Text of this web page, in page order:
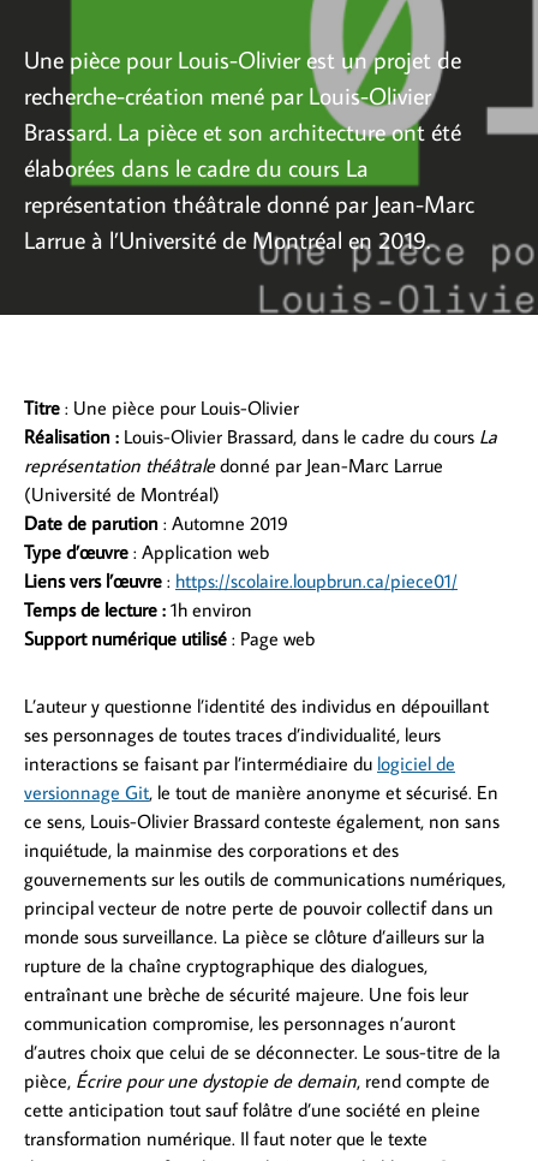
Une pièce pour Louis-Olivier est un projet de
recherche-création mené par Louis-Olivier
Brassard. La pièce et son architecture ont été
élaborées dans le cadre du cours La
représentation théâtrale donné par Jean-Marc
Larrue à l’Université de Montréal en 2019.
Titre : Une pièce pour Louis-Olivier
Réalisation : Louis-Olivier Brassard, dans le cadre du cours La
représentation théâtraledonné par Jean-Marc Larrue
(Université de Montréal)
Date de parution : Automne 2019
Type d’œuvre : Application web
Liens vers l’œuvre : https://scolaire.loupbrun.ca/piece01/
Temps de lecture : 1h environ
Support numérique utilisé : Page web
L’auteur y questionne l’identité des individus en dépouillant
ses personnages de toutes traces d’individualité, leurs
interactions se faisant par l’intermédiaire du logiciel de
versionnage Git, le tout de manière anonyme et sécurisé. En
ce sens, Louis-Olivier Brassard conteste également, non sans
inquiétude, la mainmise des corporations et des
gouvernements sur les outils de communications numériques,
principal vecteur de notre perte de pouvoir collectif dans un
monde sous surveillance. La pièce se clôture d’ailleurs sur la
rupture de la chaîne cryptographique des dialogues,
entraînant une brèche de sécurité majeure. Une fois leur
communication compromise, les personnages n’auront
d’autres choix que celui de se déconnecter. Le sous-titre de la
pièce, Écrire pour une dystopie de demain, rend compte de
cette anticipation tout sauf folâtre d’une société en pleine
transformation numérique. Il faut noter que le texte